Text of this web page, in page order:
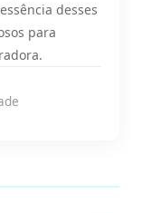
desses
para